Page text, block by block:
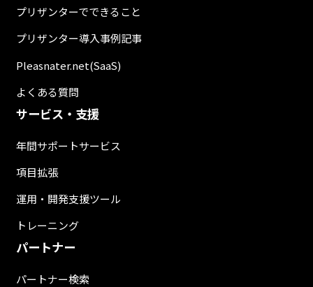
プリザンターでできること
プリザンター導入事例記事
Pleasnater.net(SaaS)
よくある質問
サービス・支援
年間サポートサービス
項目拡張
運用・開発支援ツール
トレーニング
パートナー
パートナー検索